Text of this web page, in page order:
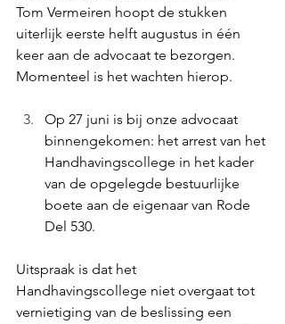
Tom Vermeiren hoopt de stukken
uiterlijk eerste helft augustus in één
keer aan de advocaat te bezorgen.
Momenteel is het wachten hierop.
Op 27 juni is bij onze advocaat
binnengekomen: het arrest van het
Handhavingscollege in het kader
van de opgelegde bestuurlijke
boete aan de eigenaar van Rode
Del 530.
Uitspraak is dat het
Handhavingscollege niet overgaat tot
vernietiging van de beslissing een